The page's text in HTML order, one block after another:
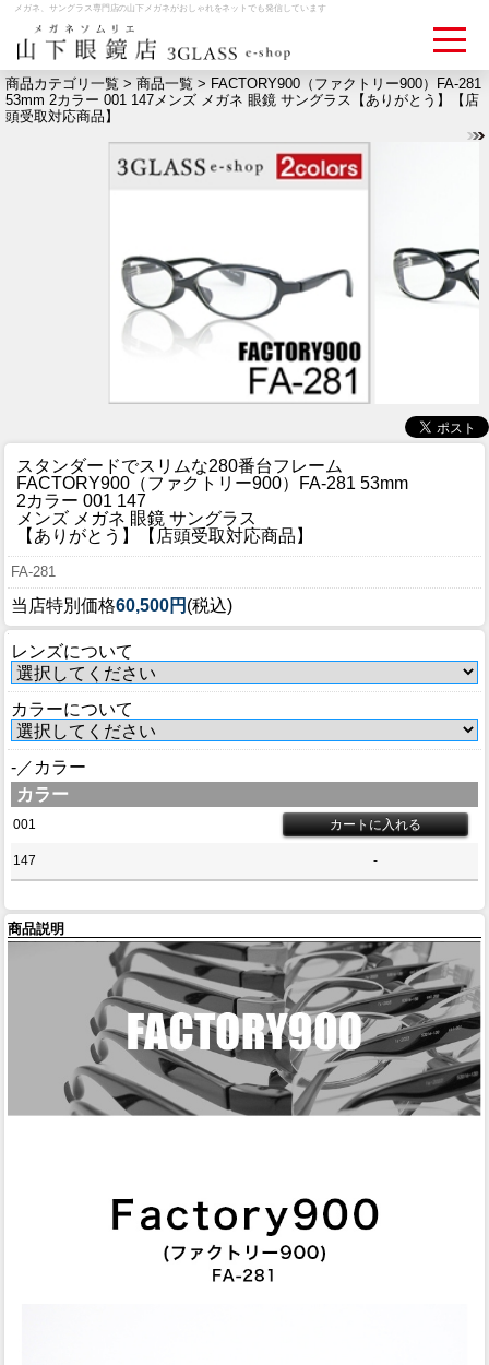
メガネ、サングラス専門店の山下メガネがおしゃれをネットでも発信しています
ログイン
検眼予約
メディア情報
MEDIA
アクセス
ACCESS
ITEM
BLOG
COMPANY
インフォメーション
INFORMATION
商品カテゴリ一覧 > 商品一覧 > FACTORY900（ファクトリー900）FA-281
53mm 2カラー 001 147メンズ メガネ 眼鏡 サングラス【ありがとう】【店
頭受取対応商品】
スタンダードでスリムな280番台フレーム
FACTORY900（ファクトリー900）FA-281 53mm
2カラー 001 147
メンズ メガネ 眼鏡 サングラス
【ありがとう】【店頭受取対応商品】
FA-281
当店特別価格60,500円 (税込)
レンズについて
カラーについて
-／カラー
カラー
001
147 -
商品説明